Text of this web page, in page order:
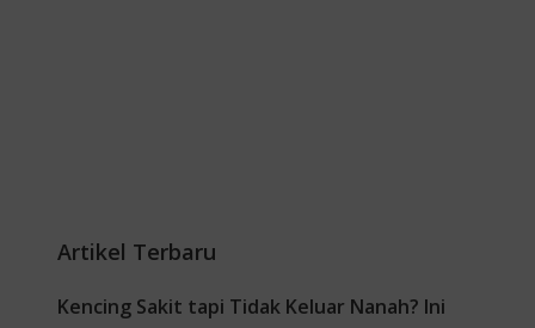
Artikel Terbaru
Kencing Sakit tapi Tidak Keluar Nanah? Ini